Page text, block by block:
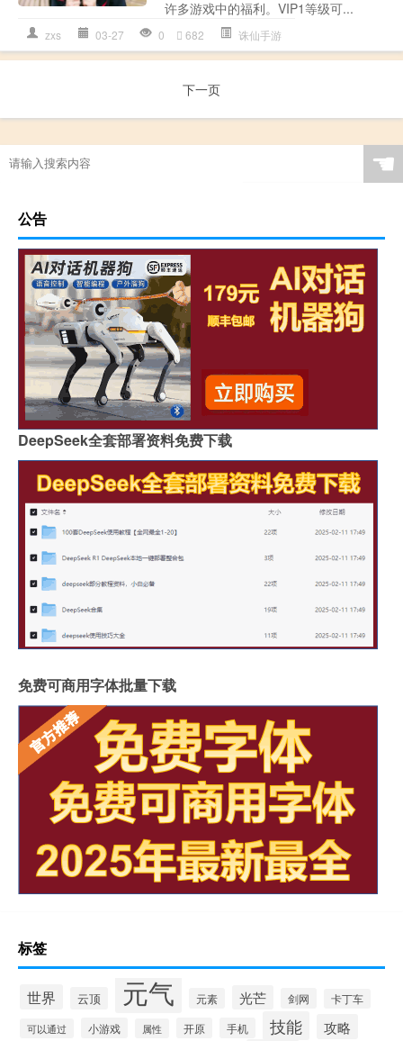
许多游戏中的福利。VIP1等级可...
zxs 03-27 0 682 诛仙手游
下一页
☚
公告
DeepSeek全套部署资料免费下载
免费可商用字体批量下载
标签
世界 云顶 元气 元素 光芒 剑网 卡丁车
可以通过 小游戏 属性 开原 手机 技能 攻略